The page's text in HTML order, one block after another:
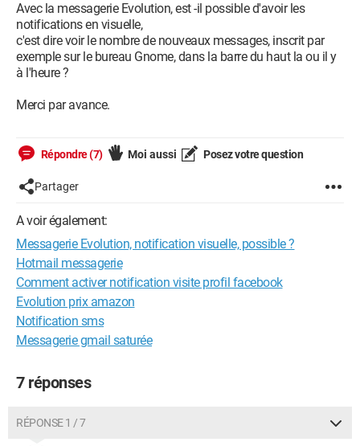
Avec la messagerie Evolution, est -il possible d'avoir les
notifications en visuelle,
c'est dire voir le nombre de nouveaux messages, inscrit par
exemple sur le bureau Gnome, dans la barre du haut la ou il y
à l'heure ?
Merci par avance.
Répondre (7) Moi aussi Posez votre question
Partager
A voir également:
Messagerie Evolution, notification visuelle, possible ?
Hotmail messagerie
Comment activer notification visite profil facebook
Evolution prix amazon
Notification sms
Messagerie gmail saturée
7 réponses
RÉPONSE 1 / 7